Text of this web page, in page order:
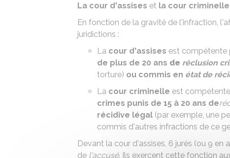
La cour d'assises et la cour criminelle
En fonction de la gravité de l'infraction,
juridictions :
La cour d'assises est compétente
de plus de 20 ans de réclusion
torture) ou commis en état de
La cour criminelle est
crimes punis de 15 à 20 ans de
récidive légal (par exemple, une
commis d'autres infractions de ce
Devant la cour d'assises, 6 jurés (ou 9 en
de l'accusé. Ils exercent cette fonction